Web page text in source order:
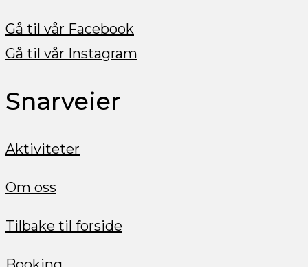
Gå til vår Facebook
Gå til vår Instagram
Snarveier
Aktiviteter
Om oss
Tilbake til forside